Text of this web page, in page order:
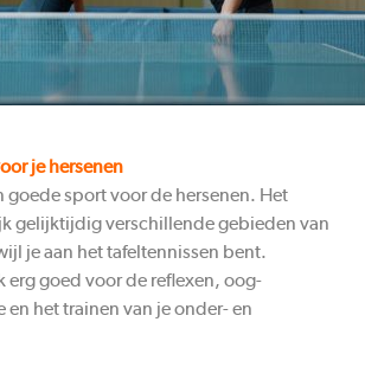
je hersenen
goede sport voor de hersenen. Het
gelijktijdig verschillende gebieden van
je aan het tafeltennissen bent.
erg goed voor de reflexen, oog-
het trainen van je onder- en